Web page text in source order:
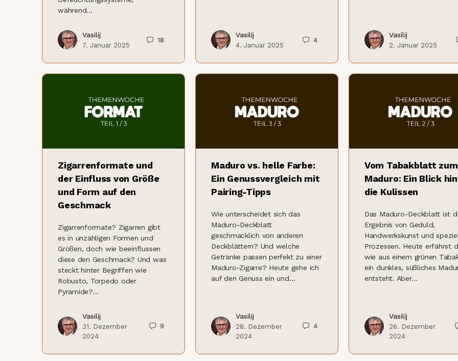
während…
Vasilij
7. Januar 2025
18
Vasilij
4. Januar 2025
4
Vasilij
2. Januar 2025
Zigarrenformate und
der Einfluss von Größe
und Form auf den
Geschmack
Zigarrenformate? Zigarren gibt
es in unzähligen Formen und
Größen, doch wie beeinflussen
diese den Geschmack? Und was
steckt hinter Begriffen wie
Robusto, Torpedo oder
Pyramide?…
Vasilij
31. Dezember
2024
9
Maduro vs. helle Farbe:
Ein Genussvergleich mit
Pairing-Tipps
Wie unterscheidet sich das
Maduro-Deckblatt
geschmacklich von anderen
Deckblättern? Und welche
Getränke passen perfekt zu einer
Maduro-Zigarre? Heute gehe ich
auf den Genuss ein und…
Vasilij
28. Dezember
2024
4
Vom Tabakblatt zum
Maduro: Ein Blick
die Kulissen
Das Maduro-Deckblatt ist
Ergebnis von Geduld,
Handwerkskunst und
Prozessen. Heute erfährst
wie aus einem grünen
ein dunkles, süßliches
entsteht. Aber…
Vasilij
26. Dezember
2024